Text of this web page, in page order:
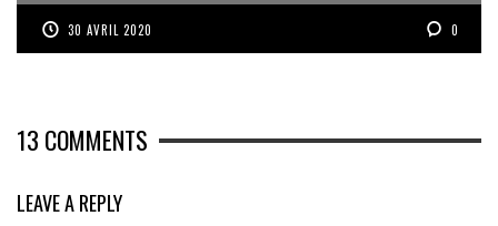
30 AVRIL 2020 0
13 COMMENTS
LEAVE A REPLY